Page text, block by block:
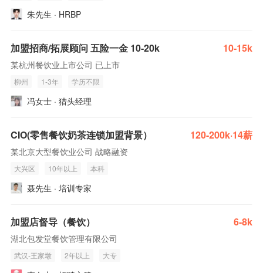
朱先生 · HRBP
加盟招商/拓展顾问 五险一金 10-20k 10-15k
某杭州餐饮业上市公司 已上市
柳州 1-3年 学历不限
冯女士 · 猎头经理
CIO(零售餐饮奶茶连锁加盟背景） 120-200k·14薪
某北京大型餐饮业公司 战略融资
大兴区 10年以上 本科
聂先生 · 培训专家
加盟店督导（餐饮） 6-8k
湖北包发堂餐饮管理有限公司
武汉-王家墩 2年以上 大专